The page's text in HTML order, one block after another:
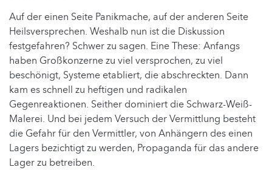
Auf der einen Seite Panikmache, auf der anderen Seite
Heilsversprechen. Weshalb nun ist die Diskussion
festgefahren? Schwer zu sagen. Eine These: Anfangs
haben Großkonzerne zu viel versprochen, zu viel
beschönigt, Systeme etabliert, die abschreckten. Dann
kam es schnell zu heftigen und radikalen
Gegenreaktionen. Seither dominiert die Schwarz-Weiß-
Malerei. Und bei jedem Versuch der Vermittlung besteht
die Gefahr für den Vermittler, von Anhängern des einen
Lagers bezichtigt zu werden, Propaganda für das andere
Lager zu betreiben.